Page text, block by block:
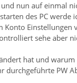
nun auf einmal
des PC werde
Konto Einstellungen
sehe aber
hat und
PW